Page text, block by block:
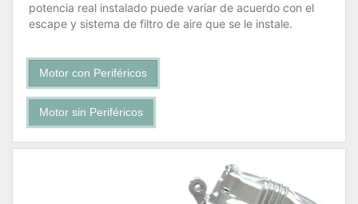
potencia real instalado puede variar de acuerdo con el
escape y sistema de filtro de aire que se le instale.
Motor con Periféricos
Motor sin Periféricos